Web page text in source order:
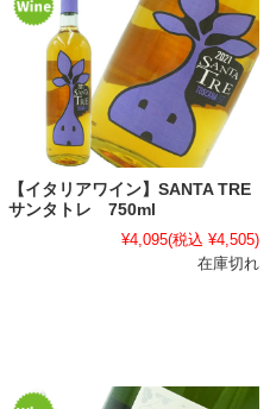
【イタリアワイン】SANTA TRE
サンタトレ 750ml
¥4,095(税込 ¥4,505)
在庫切れ